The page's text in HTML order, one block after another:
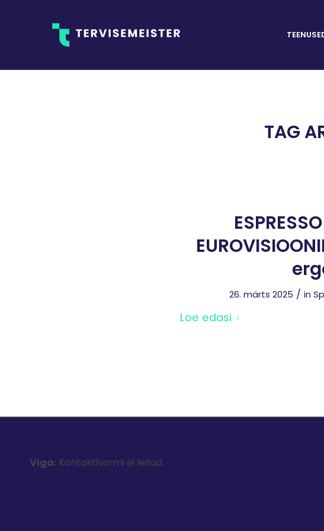
TAG
26. märts 2025 / in
Loe edasi
Viga: Kontaktivormi ei leitud.